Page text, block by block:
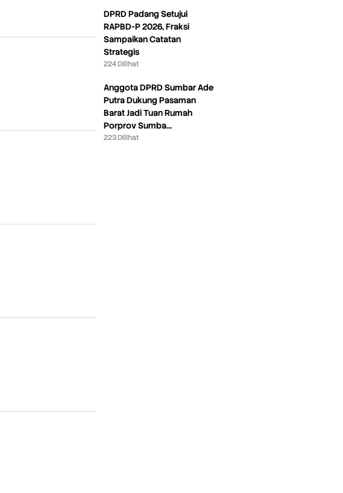
DPRD Padang Setujui
RAPBD-P 2026, Fraksi
Sampaikan Catatan
Strategis
224 Dilihat
Anggota DPRD Sumbar Ade
Putra Dukung Pasaman
Barat Jadi Tuan Rumah
Porprov Sumba…
223 Dilihat